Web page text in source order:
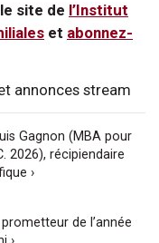
site de l’Institut
et abonnez-
annonces stream
Gagnon (MBA pour
2026), récipiendaire
›
de l’année